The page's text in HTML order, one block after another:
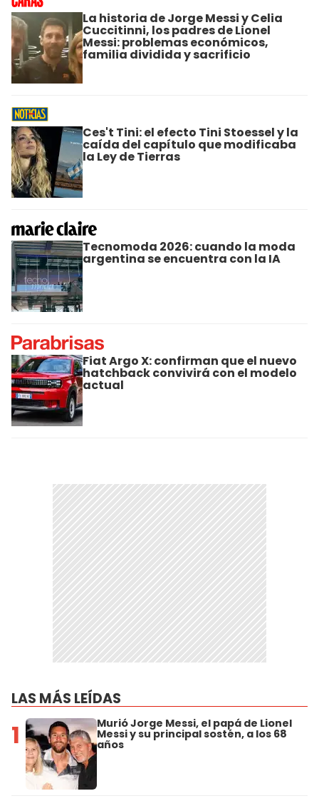
La historia de Jorge Messi y Celia
Cuccitinni, los padres de Lionel
Messi: problemas económicos,
familia dividida y sacrificio
Ces't Tini: el efecto Tini Stoessel y la
caída del capítulo que modificaba
la Ley de Tierras
Tecnomoda 2026: cuando la moda
argentina se encuentra con la IA
Fiat Argo X: confirman que el nuevo
hatchback convivirá con el modelo
actual
LAS MÁS LEÍDAS
1 Murió Jorge Messi, el papá de Lionel
Messi y su principal sostén, a los 68
años